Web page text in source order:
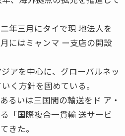
年三月にタイで現 地法人を
にはミャンマ ー支店の開設
アを中心に、グローバルネッ
く方針を固めている。
るいは三国間の輸送をド ア・
「国際複合一貫輸 送サービ
きた。